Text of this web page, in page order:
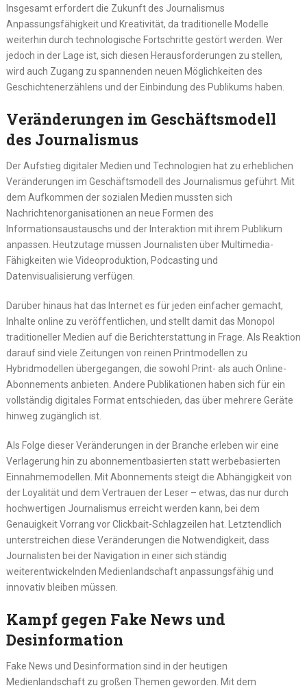
Insgesamt erfordert die Zukunft des Journalismus
Anpassungsfähigkeit und Kreativität, da traditionelle Modelle
weiterhin durch technologische Fortschritte gestört werden. Wer
jedoch in der Lage ist, sich diesen Herausforderungen zu stellen,
wird auch Zugang zu spannenden neuen Möglichkeiten des
Geschichtenerzählens und der Einbindung des Publikums haben.
Veränderungen im Geschäftsmodell
des Journalismus
Der Aufstieg digitaler Medien und Technologien hat zu erheblichen
Veränderungen im Geschäftsmodell des Journalismus geführt. Mit
dem Aufkommen der sozialen Medien mussten sich
Nachrichtenorganisationen an neue Formen des
Informationsaustauschs und der Interaktion mit ihrem Publikum
anpassen. Heutzutage müssen Journalisten über Multimedia-
Fähigkeiten wie Videoproduktion, Podcasting und
Datenvisualisierung verfügen.
Darüber hinaus hat das Internet es für jeden einfacher gemacht,
Inhalte online zu veröffentlichen, und stellt damit das Monopol
traditioneller Medien auf die Berichterstattung in Frage. Als Reaktion
darauf sind viele Zeitungen von reinen Printmodellen zu
Hybridmodellen übergegangen, die sowohl Print- als auch Online-
Abonnements anbieten. Andere Publikationen haben sich für ein
vollständig digitales Format entschieden, das über mehrere Geräte
hinweg zugänglich ist.
Als Folge dieser Veränderungen in der Branche erleben wir eine
Verlagerung hin zu abonnementbasierten statt werbebasierten
Einnahmemodellen. Mit Abonnements steigt die Abhängigkeit von
der Loyalität und dem Vertrauen der Leser – etwas, das nur durch
hochwertigen Journalismus erreicht werden kann, bei dem
Genauigkeit Vorrang vor Clickbait-Schlagzeilen hat. Letztendlich
unterstreichen diese Veränderungen die Notwendigkeit, dass
Journalisten bei der Navigation in einer sich ständig
weiterentwickelnden Medienlandschaft anpassungsfähig und
innovativ bleiben müssen.
Kampf gegen Fake News und
Desinformation
Fake News und Desinformation sind in der heutigen
Medienlandschaft zu großen Themen geworden. Mit dem